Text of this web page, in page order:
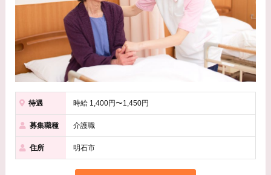
待遇 時給 1,400円〜1,450円
募集職種 介護職
住所 明石市